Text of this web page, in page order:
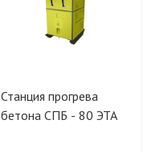
Станция прогрева
бетона СПБ - 80 ЭТА